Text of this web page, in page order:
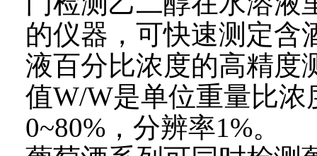
的仪器，可快速测定含
液百分比浓度的高精度
值W/W是单位重量比浓
0~80% ，分辨率1%。